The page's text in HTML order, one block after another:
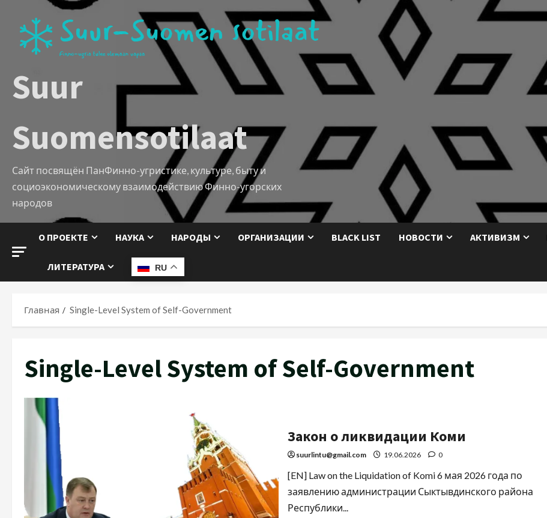
Suur
Suomensotilaat
Сайт посвящён ПанФинно-угристике, культуре, быту и
социоэкономическому взаимодействию Финно-угорских
народов
О ПРОЕКТЕ НАУКА НАРОДЫ ОРГАНИЗАЦИИ BLACK LIST НОВОСТИ АКТИВИЗМ
ЛИТЕРАТУРА RU
Главная Single-Level System of Self-Government
Single-Level System of Self-Government
Закон о ликвидации Коми
suurlintu@gmail.com 19.06.2026 0
[EN] Law on the Liquidation of Komi 6 мая 2026 года по
заявлению администрации Сыктывдинского района
Республики...